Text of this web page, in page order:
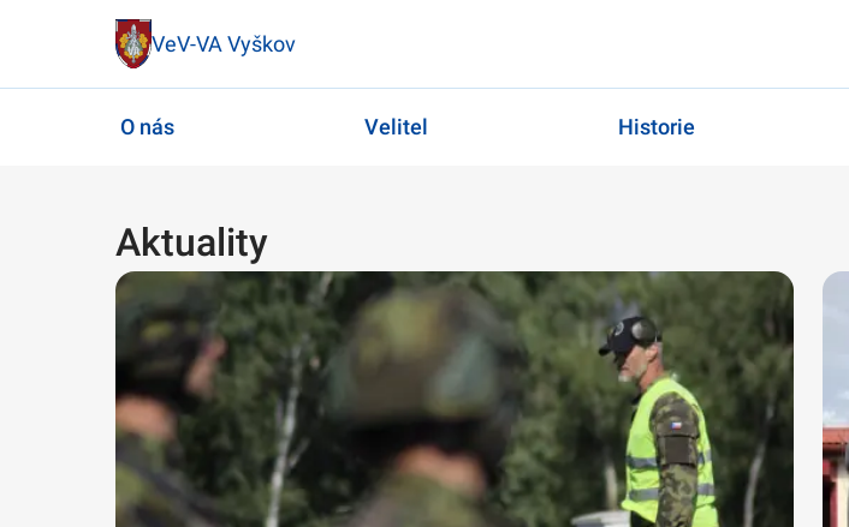
VeV-VA Vyškov
O nás Velitel Historie
Aktuality